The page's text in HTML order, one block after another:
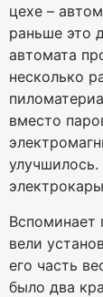
цехе –
раньше это
автомата
несколько
вместо
Вспоминает
вели
его часть
было два